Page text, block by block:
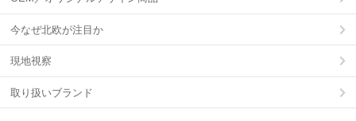
今なぜ北欧が注目か
現地視察
取り扱いブランド